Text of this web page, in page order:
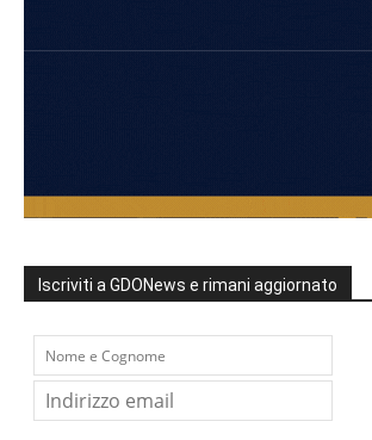
Iscriviti a GDONews e rimani aggiornato